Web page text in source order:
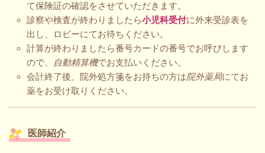
て保険証の確認をさせていただきます。
診察や検査が終わりましたら小児科受付に外来受診表を
出し、ロビーにてお待ちください。
計算が終わりましたら番号カードの番号でお呼びします
ので、
自動精算機でお支払いください。
会計終了後、院外処方箋をお持ちの方は院外薬局にてお
薬をお受け取りください。
医師紹介